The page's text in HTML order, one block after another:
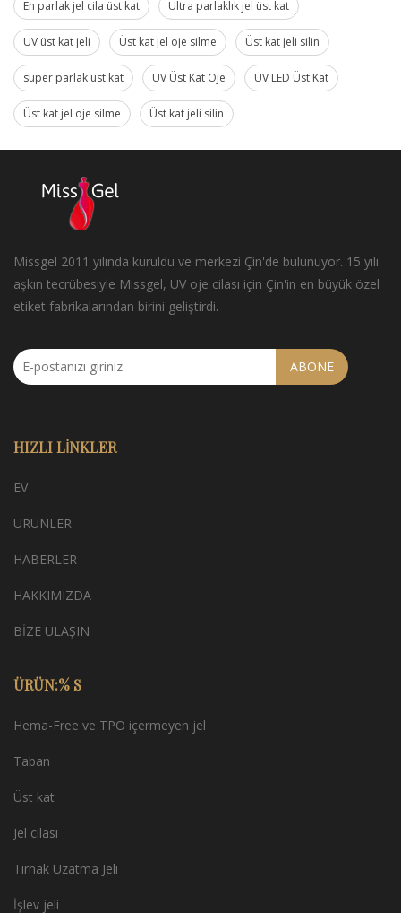
En parlak jel cila üst kat Ultra parlaklık jel üst kat
UV üst kat jeli Üst kat jel oje silme Üst kat jeli silin
süper parlak üst kat UV Üst Kat Oje UV LED Üst Kat
Üst kat jel oje silme Üst kat jeli silin
Missgel 2011 yılında kuruldu ve merkezi Çin'de bulunuyor. 15 yılı
aşkın tecrübesiyle Missgel, UV oje cilası için Çin'in en büyük özel
etiket fabrikalarından birini geliştirdi.
ABONE
HIZLI LINKLER
EV
ÜRÜNLER
HABERLER
HAKKIMIZDA
BİZE ULAŞIN
ÜRÜN:% S
Hema-Free ve TPO içermeyen jel
Taban
Üst kat
Jel cilası
Tırnak Uzatma Jeli
İşlev jeli